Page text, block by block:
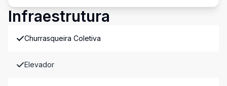
Infraestrutura
Churrasqueira Coletiva
Elevador